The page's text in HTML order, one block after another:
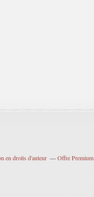
en droits d'auteur Offre Premium